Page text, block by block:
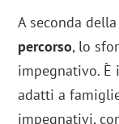
A seconda
percorso, lo
impegnativo.
adatti a
impegnativi,